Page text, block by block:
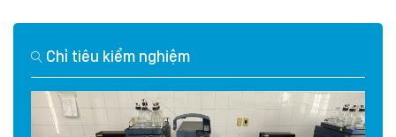
Chỉ tiêu kiểm nghiệm